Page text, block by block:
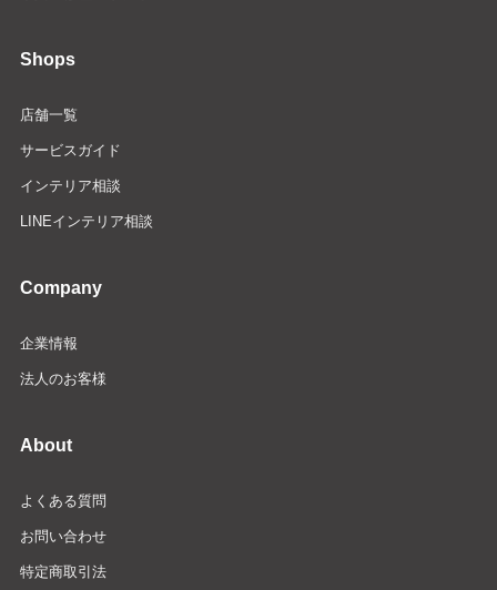
Shops
店舗一覧
サービスガイド
インテリア相談
LINEインテリア相談
Company
企業情報
法人のお客様
About
よくある質問
お問い合わせ
特定商取引法